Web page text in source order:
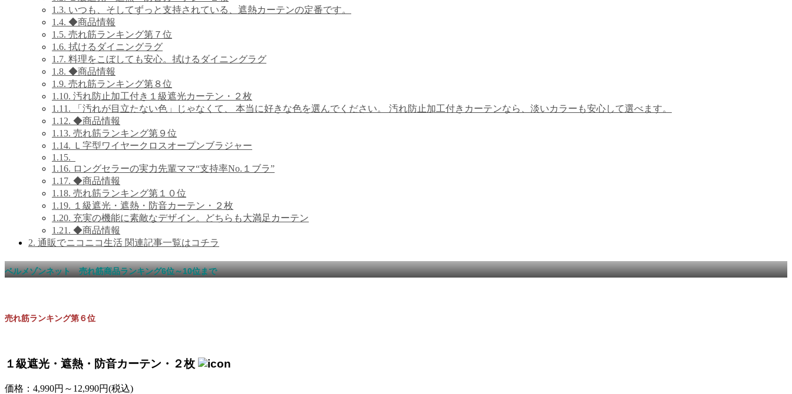
1.3. いつも、そしてずっと支持されている、遮熱カーテンの定番です。
1.4. ◆商品情報
1.5. 売れ筋ランキング第７位
1.6. 拭けるダイニングラグ
1.7. 料理をこぼしても安心。拭けるダイニングラグ
1.8. ◆商品情報
1.9. 売れ筋ランキング第８位
1.10. 汚れ防止加工付き１級遮光カーテン・２枚
1.11. 「汚れが目立たない色」じゃなくて、 本当に好きな色を選んでください。 汚れ防止加工付きカーテンなら、淡いカラーも安心して選べます。
1.12. ◆商品情報
1.13. 売れ筋ランキング第９位
1.14. Ｌ字型ワイヤークロスオープンブラジャー
1.15.
1.16. ロングセラーの実力先輩ママ“支持率No.１ブラ”
1.17. ◆商品情報
1.18. 売れ筋ランキング第１０位
1.19. １級遮光・遮熱・防音カーテン・２枚
1.20. 充実の機能に素敵なデザイン。どちらも大満足カーテン
1.21. ◆商品情報
2. 通販でニコニコ生活 関連記事一覧はコチラ
ベルメゾンネット 売れ筋商品ランキング6位～10位まで
売れ筋ランキング第６位
１級遮光・遮熱・防音カーテン・２枚
価格：4,990円～12,990円(税込)